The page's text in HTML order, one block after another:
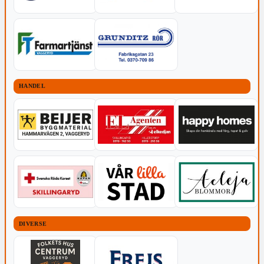
HANDEL
DIVERSE